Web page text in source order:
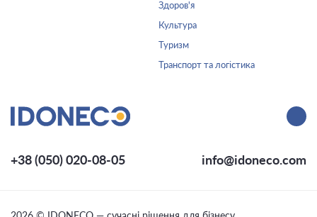
Здоров'я
Культура
Туризм
Транспорт та логістика
+38 (050) 020-08-05 info@idoneco.com